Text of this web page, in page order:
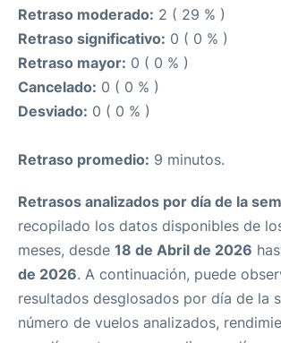
Retraso moderado: 2 ( 29 % )
Retraso significativo: 0 ( 0 % )
Retraso mayor: 0 ( 0 % )
Cancelado: 0 ( 0 % )
Desviado: 0 ( 0 % )
Retraso promedio: 9 minutos.
Retrasos analizados por día de la
recopilado los datos disponibles de
meses, desde 18 de Abril de 2026
de 2026. A continuación, puede
resultados desglosados por día de la
número de vuelos analizados,